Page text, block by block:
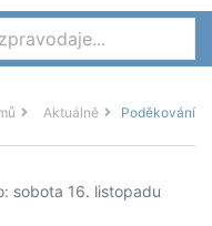
Aktuálně Poděkování
sobota 16. listopadu